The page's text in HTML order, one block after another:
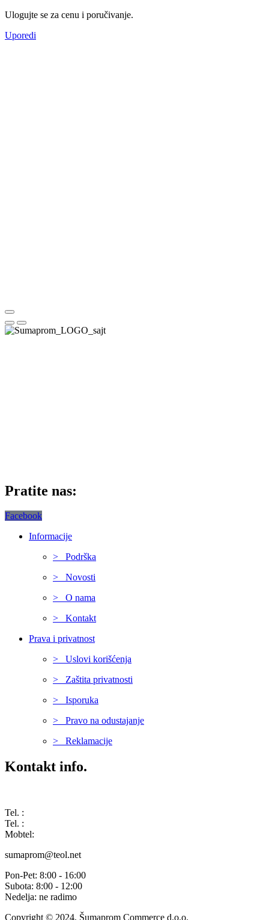
Ulogujte se za cenu i poručivanje.
Uporedi
Pratite nas:
Facebook
Informacije
> Podrška
> Novosti
> O nama
> Kontakt
Prava i privatnost
> Uslovi korišćenja
> Zaštita privatnosti
> Isporuka
> Pravo na odustajanje
> Reklamacije
Kontakt info.
Tel. :
Tel. :
Mobtel:
sumaprom@teol.net
Pon-Pet: 8:00 - 16:00
Subota: 8:00 - 12:00
Nedelja: ne radimo
Copyright © 2024, Šumaprom Commerce d.o.o.